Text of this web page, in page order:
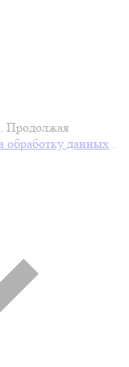
Продолжая
обработку данных .